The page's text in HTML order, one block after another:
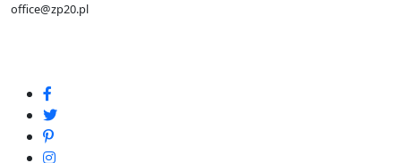
office@zp20.pl